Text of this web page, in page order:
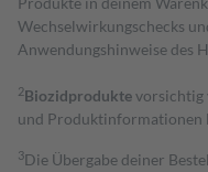
Wechselwirkungschecks
Anwendungshinweise des
2Biozidproduktevorsichtig
und Produktinformationen
3Die Übergabe deiner